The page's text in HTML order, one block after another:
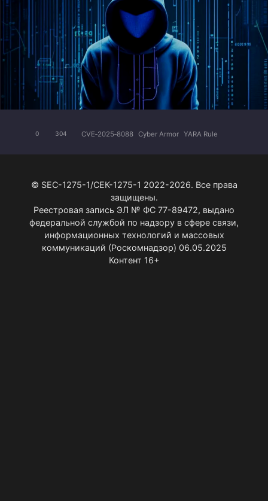
0 304 CVE‑2025‑8088 Cyber Armor YARA Rule
© SEC-1275-1/СЕК-1275-1 2022-2026. Все права
защищены.
Реестровая запись ЭЛ № ФС 77-89472, выдано
федеральной службой по надзору в сфере связи,
информационных технологий и массовых
коммуникаций (Роскомнадзор) 06.05.2025
Контент 16+